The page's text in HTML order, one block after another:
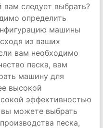
вам следует выбрать?
определить
машины
из ваших
вам необходимо
песка, вам
машину для
высокой
эффективностью
можете выбрать
песка,